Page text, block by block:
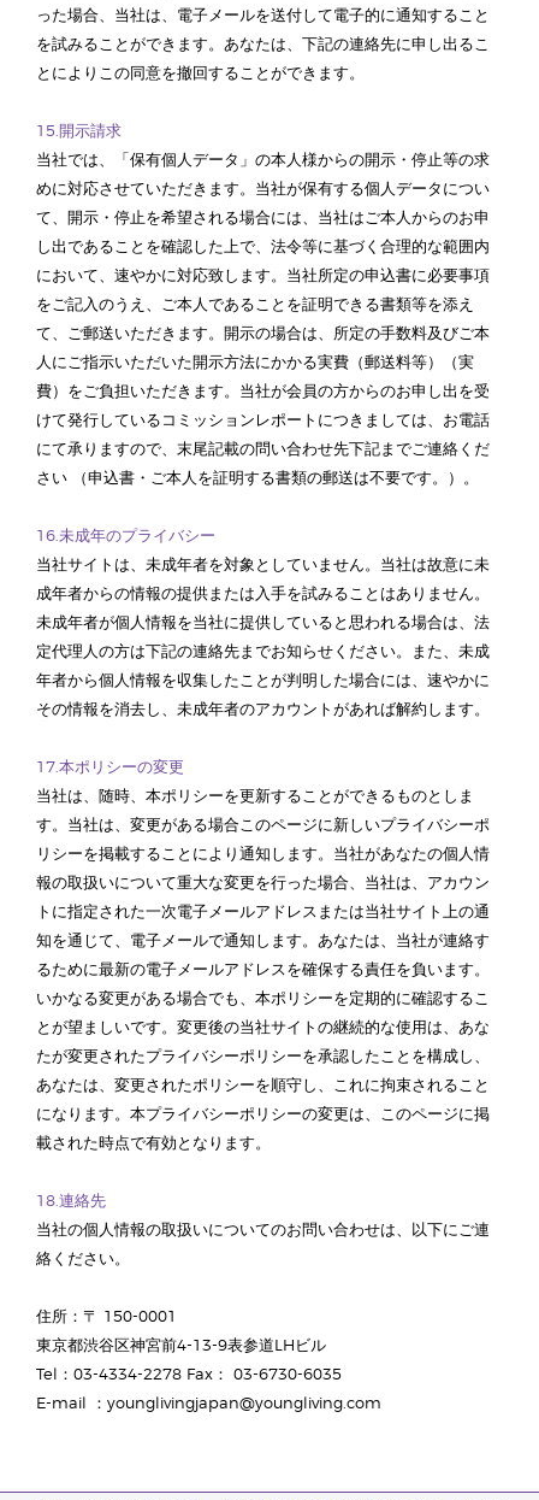
った場合、当社は、電子メールを送付して電子的に通知すること
を試みることができます。あなたは、下記の連絡先に申し出るこ
とによりこの同意を撤回することができます。
15.開示請求
当社では、「保有個人データ」の本人様からの開示・停止等の求
めに対応させていただきます。当社が保有する個人データについ
て、開示・停止を希望される場合には、当社はご本人からのお申
し出であることを確認した上で、法令等に基づく合理的な範囲内
において、速やかに対応致します。当社所定の申込書に必要事項
をご記入のうえ、ご本人であることを証明できる書類等を添え
て、ご郵送いただきます。開示の場合は、所定の手数料及びご本
人にご指示いただいた開示方法にかかる実費（郵送料等）（実
費）をご負担いただきます。当社が会員の方からのお申し出を受
けて発行しているコミッションレポートにつきましては、お電話
にて承りますので、末尾記載の問い合わせ先下記までご連絡くだ
さい （申込書・ご本人を証明する書類の郵送は不要です。）。
16.未成年のプライバシー
当社サイトは、未成年者を対象としていません。当社は故意に未
成年者からの情報の提供または入手を試みることはありません。
未成年者が個人情報を当社に提供していると思われる場合は、法
定代理人の方は下記の連絡先までお知らせください。また、未成
年者から個人情報を収集したことが判明した場合には、速やかに
その情報を消去し、未成年者のアカウントがあれば解約します。
17.本ポリシーの変更
当社は、随時、本ポリシーを更新することができるものとしま
す。当社は、変更がある場合このページに新しいプライバシーポ
リシーを掲載することにより通知します。当社があなたの個人情
報の取扱いについて重大な変更を行った場合、当社は、アカウン
トに指定された一次電子メールアドレスまたは当社サイト上の通
知を通じて、電子メールで通知します。あなたは、当社が連絡す
るために最新の電子メールアドレスを確保する責任を負います。
いかなる変更がある場合でも、本ポリシーを定期的に確認するこ
とが望ましいです。変更後の当社サイトの継続的な使用は、あな
たが変更されたプライバシーポリシーを承認したことを構成し、
あなたは、変更されたポリシーを順守し、これに拘束されること
になります。本プライバシーポリシーの変更は、このページに掲
載された時点で有効となります。
18.連絡先
当社の個人情報の取扱いについてのお問い合わせは、以下にご連
絡ください。
住所：〒 150-0001
東京都渋谷区神宮前4-13-9表参道LHビル
Tel：03-4334-2278 Fax： 03-6730-6035
E-mail ：younglivingjapan@youngliving.com